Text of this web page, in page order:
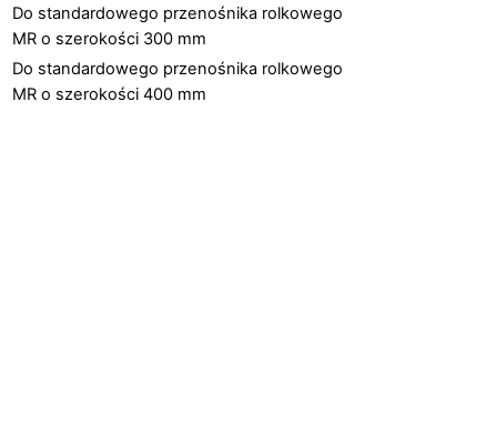
Do standardowego przenośnika rolkowego
MR o szerokości 300 mm
Do standardowego przenośnika rolkowego
MR o szerokości 400 mm